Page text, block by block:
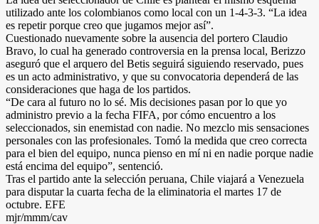
utilizado ante los colombianos como local con un 1-4-3-3. “La idea
es repetir porque creo que jugamos mejor así”.
Cuestionado nuevamente sobre la ausencia del portero Claudio
Bravo, lo cual ha generado controversia en la prensa local, Berizzo
aseguró que el arquero del Betis seguirá siguiendo reservado, pues
es un acto administrativo, y que su convocatoria dependerá de las
consideraciones que haga de los partidos.
“De cara al futuro no lo sé. Mis decisiones pasan por lo que yo
administro previo a la fecha FIFA, por cómo encuentro a los
seleccionados, sin enemistad con nadie. No mezclo mis sensaciones
personales con las profesionales. Tomó la medida que creo correcta
para el bien del equipo, nunca pienso en mí ni en nadie porque nadie
está encima del equipo”, sentenció.
Tras el partido ante la selección peruana, Chile viajará a Venezuela
para disputar la cuarta fecha de la eliminatoria el martes 17 de
octubre. EFE
mjr/mmm/cav